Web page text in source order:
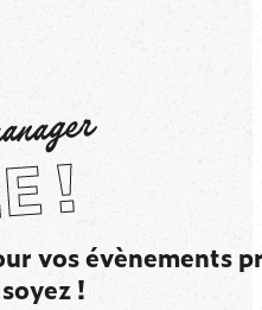
!
vos évènements
!